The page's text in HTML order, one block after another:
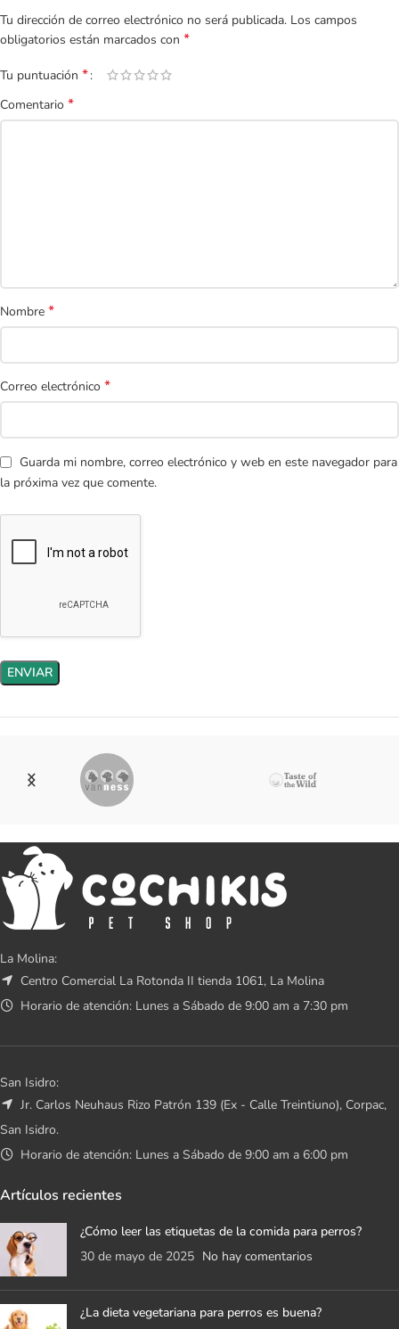
Tu dirección de correo electrónico no será publicada. Los campos
obligatorios están marcados con *
Tu puntuación *
Comentario *
Nombre *
Correo electrónico *
Guarda mi nombre, correo electrónico y web en este navegador para
la próxima vez que comente.
La Molina:
Centro Comercial La Rotonda II tienda 1061, La Molina
Horario de atención: Lunes a Sábado de 9:00 am a 7:30 pm
San Isidro:
Jr. Carlos Neuhaus Rizo Patrón 139 (Ex - Calle Treintiuno), Corpac,
San Isidro.
Horario de atención: Lunes a Sábado de 9:00 am a 6:00 pm
Artículos recientes
¿Cómo leer las etiquetas de la comida para perros?
30 de mayo de 2025 No hay comentarios
¿La dieta vegetariana para perros es buena?